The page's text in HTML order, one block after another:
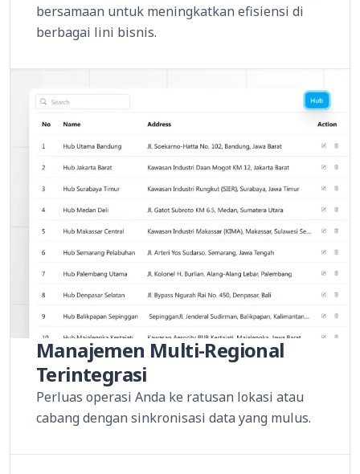
bersamaan untuk meningkatkan efisiensi di
berbagai lini bisnis.
Manajemen Multi-Regional
Terintegrasi
Perluas operasi Anda ke ratusan lokasi atau
cabang dengan sinkronisasi data yang mulus.